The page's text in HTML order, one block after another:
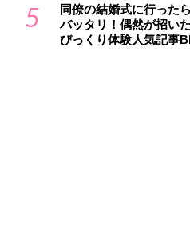
5
同僚の結婚式に行った
バッタリ！偶然が招い
びっくり体験人気記事